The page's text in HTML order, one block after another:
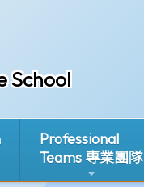
School
Professional
Teams 專業團隊